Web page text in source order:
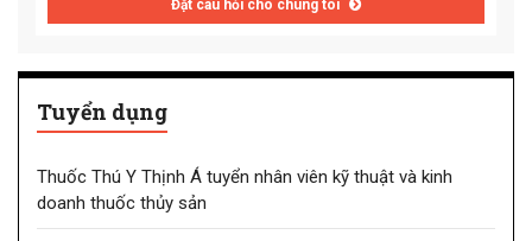
Đặt câu hỏi cho chúng tôi
Tuyển dụng
Thuốc Thú Y Thịnh Á tuyển nhân viên kỹ thuật và kinh
doanh thuốc thủy sản